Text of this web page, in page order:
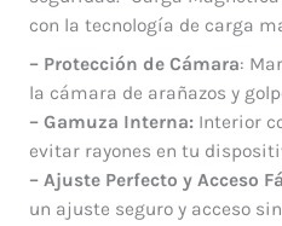
con la tecnología de carga
– Protección de Cámara:
la cámara de arañazos y
– Gamuza Interna:Interior
evitar rayones en tu
– Ajuste Perfecto y Acceso
un ajuste seguro y acceso
cantidad